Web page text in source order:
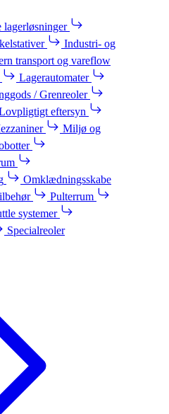
lagerløsninger
Industri- og
transport og vareflow
Lagerautomater
/ Grenreoler
eftersyn
Miljø og
Omklædningsskabe
Pulterrum
systemer
Specialreoler